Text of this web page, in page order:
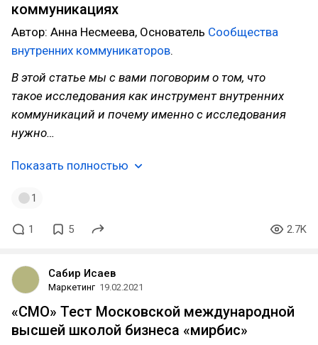
коммуникациях
Автор: Анна Несмеева, Основатель Сообщества
внутренних коммуникаторов.
В этой статье мы с вами поговорим о том, что
такое исследования как инструмент внутренних
коммуникаций и почему именно с исследования
нужно…
Показать полностью
1
1 5 2.7K
Сабир Исаев
Маркетинг 19.02.2021
«CMO» Тест Московской международной
высшей школой бизнеса «мирбис»